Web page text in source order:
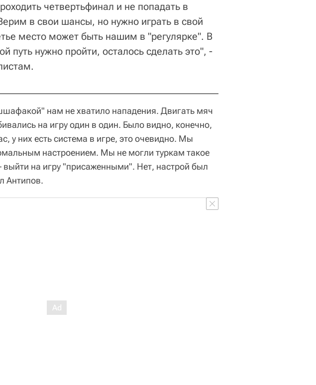
четвертьфинал и не попадать в
в свои шансы, но нужно играть в свой
место может быть нашим в "регулярке". В
нужно пройти, осталось сделать это", -
нам не хватило нападения. Двигать мяч
на игру один в один. Было видно, конечно,
у них есть система в игре, это очевидно. Мы
настроением. Мы не могли туркам такое
выйти на игру "присаженными". Нет, настрой был
Антипов.